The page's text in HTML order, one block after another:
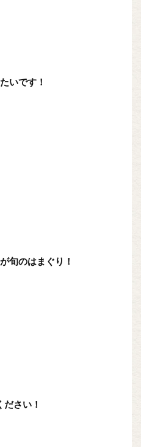
いです！
旬のはまぐり！
ださい！